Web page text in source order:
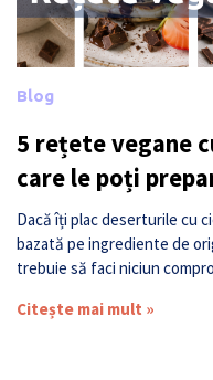
Blog
5 rețete vegane
care le poți
Dacă îți plac deserturile cu
bazată pe ingrediente de
trebuie să faci niciun
Citește mai mult »